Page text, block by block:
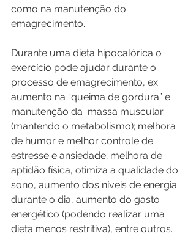
como na manutenção do
emagrecimento.
Durante uma dieta hipocalórica o
exercício pode ajudar durante o
processo de emagrecimento, ex:
aumento na “queima de gordura” e
manutenção da  massa muscular
(mantendo o metabolismo); melhora
de humor e melhor controle de
estresse e ansiedade; melhora de
aptidão física, otimiza a qualidade do
sono, aumento dos níveis de energia
durante o dia, aumento do gasto
energético (podendo realizar uma
dieta menos restritiva), entre outros.